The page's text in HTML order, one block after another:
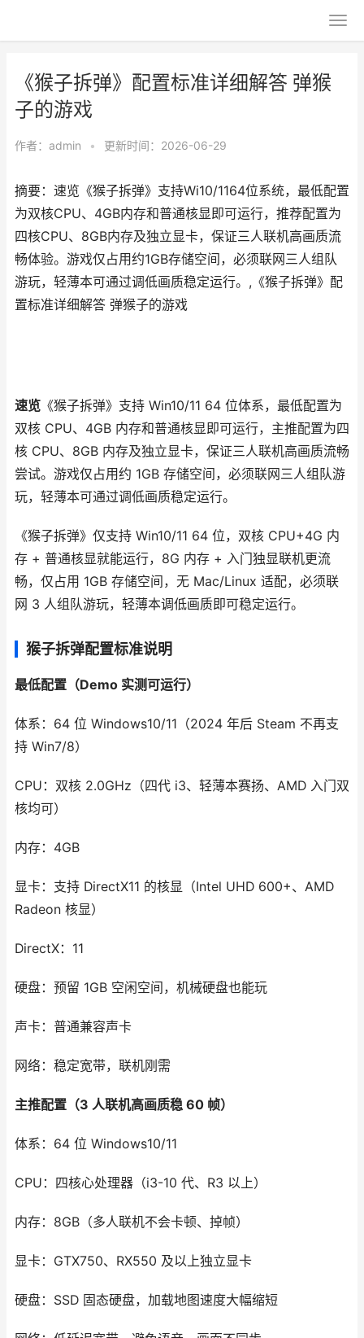
《猴子拆弹》配置标准详细解答 弹猴
子的游戏
作者： admin • 更新时间：2026-06-29
摘要：速览《猴子拆弹》支持Wi10/1164位系统，最低配置
为双核CPU、4GB内存和普通核显即可运行，推荐配置为
四核CPU、8GB内存及独立显卡，保证三人联机高画质流
畅体验。游戏仅占用约1GB存储空间，必须联网三人组队
游玩，轻薄本可通过调低画质稳定运行。,《猴子拆弹》配
置标准详细解答 弹猴子的游戏
速览 《猴子拆弹》支持 Win10/11 64 位体系，最低配置为
双核 CPU、4GB 内存和普通核显即可运行，主推配置为四
核 CPU、8GB 内存及独立显卡，保证三人联机高画质流畅
尝试。游戏仅占用约 1GB 存储空间，必须联网三人组队游
玩，轻薄本可通过调低画质稳定运行。
《猴子拆弹》仅支持 Win10/11 64 位，双核 CPU+4G 内
存 + 普通核显就能运行，8G 内存 + 入门独显联机更流
畅，仅占用 1GB 存储空间，无 Mac/Linux 适配，必须联
网 3 人组队游玩，轻薄本调低画质即可稳定运行。
猴子拆弹配置标准说明
最低配置（Demo 实测可运行）
体系：64 位 Windows10/11（2024 年后 Steam 不再支
持 Win7/8）
CPU：双核 2.0GHz（四代 i3、轻薄本赛扬、AMD 入门双
核均可）
内存：4GB
显卡：支持 DirectX11 的核显（Intel UHD 600+、AMD
Radeon 核显）
DirectX：11
硬盘：预留 1GB 空闲空间，机械硬盘也能玩
声卡：普通兼容声卡
网络：稳定宽带，联机刚需
主推配置（3 人联机高画质稳 60 帧）
体系：64 位 Windows10/11
CPU：四核心处理器（i3-10 代、R3 以上）
内存：8GB（多人联机不会卡顿、掉帧）
显卡：GTX750、RX550 及以上独立显卡
硬盘：SSD 固态硬盘，加载地图速度大幅缩短